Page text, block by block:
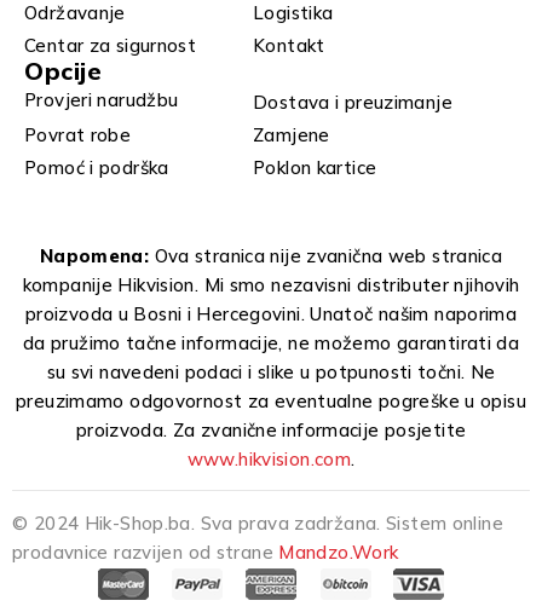
Održavanje
Logistika
Centar za sigurnost
Kontakt
Opcije
Provjeri narudžbu
Dostava i preuzimanje
Povrat robe
Zamjene
Pomoć i podrška
Poklon kartice
Napomena: Ova stranica nije zvanična web stranica
kompanije Hikvision. Mi smo nezavisni distributer njihovih
proizvoda u Bosni i Hercegovini. Unatoč našim naporima
da pružimo tačne informacije, ne možemo garantirati da
su svi navedeni podaci i slike u potpunosti točni. Ne
preuzimamo odgovornost za eventualne pogreške u opisu
proizvoda. Za zvanične informacije posjetite
www.hikvision.com.
© 2024 Hik-Shop.ba. Sva prava zadržana. Sistem online
prodavnice razvijen od strane Mandzo.Work